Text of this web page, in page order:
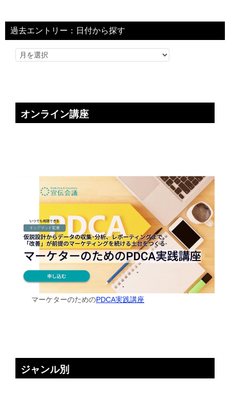
過去エントリー：日付から探す
オンライン講座
マーケターのためのPDCA実践講座
ジャンル別